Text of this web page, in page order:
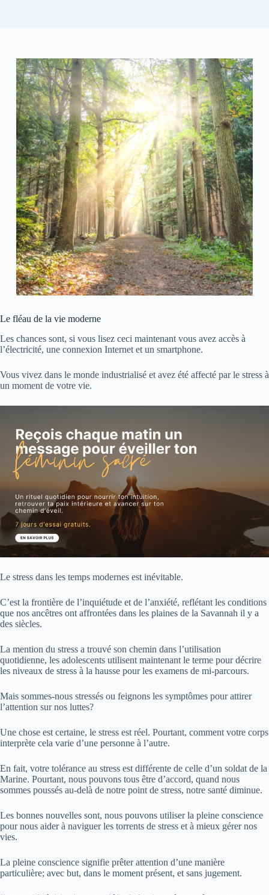
Le fléau de la vie moderne
Les chances sont, si vous lisez ceci maintenant vous avez accès à
l’électricité, une connexion Internet et un smartphone.
Vous vivez dans le monde industrialisé et avez été affecté par le stress à
un moment de votre vie.
Le stress dans les temps modernes est inévitable.
C’est la frontière de l’inquiétude et de l’anxiété, reflétant les conditions
que nos ancêtres ont affrontées dans les plaines de la Savannah il y a
des siècles.
La mention du stress a trouvé son chemin dans l’utilisation
quotidienne, les adolescents utilisent maintenant le terme pour décrire
les niveaux de stress à la hausse pour les examens de mi-parcours.
Mais sommes-nous stressés ou feignons les symptômes pour attirer
l’attention sur nos luttes?
Une chose est certaine, le stress est réel. Pourtant, comment votre corps
interprète cela varie d’une personne à l’autre.
En fait, votre tolérance au stress est différente de celle d’un soldat de la
Marine. Pourtant, nous pouvons tous être d’accord, quand nous
sommes poussés au-delà de notre point de stress, notre santé diminue.
Les bonnes nouvelles sont, nous pouvons utiliser la pleine conscience
pour nous aider à naviguer les torrents de stress et à mieux gérer nos
vies.
La pleine conscience signifie prêter attention d’une manière
particulière; avec but, dans le moment présent, et sans jugement.